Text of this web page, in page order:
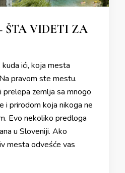
ŠTA VIDETI ZA
ići, koja mesta
pravom ste mestu.
prelepa zemlja sa mnogo
i prirodom koja nikoga ne
Evo nekoliko predloga
u Sloveniji. Ako
mesta odveśće vas